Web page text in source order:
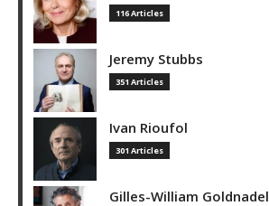
116 Articles
Jeremy Stubbs
351 Articles
Ivan Rioufol
301 Articles
Gilles-William Goldnadel